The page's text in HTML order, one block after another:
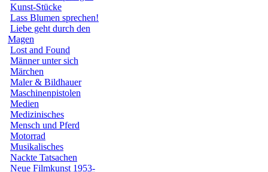
Kunst-Stücke
Lass Blumen sprechen!
Liebe geht durch den
Magen
Lost and Found
Männer unter sich
Märchen
Maler & Bildhauer
Maschinenpistolen
Medien
Medizinisches
Mensch und Pferd
Motorrad
Musikalisches
Nackte Tatsachen
Neue Filmkunst 1953-